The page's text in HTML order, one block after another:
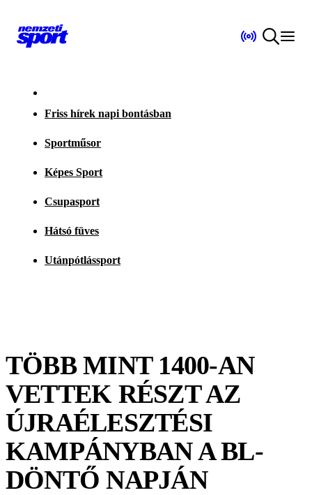
Friss hírek napi bontásban
Sportműsor
Képes Sport
Csupasport
Hátsó füves
Utánpótlássport
TÖBB MINT 1400-AN
VETTEK RÉSZT AZ
ÚJRAÉLESZTÉSI
KAMPÁNYBAN A BL-
DÖNTŐ NAPJÁN